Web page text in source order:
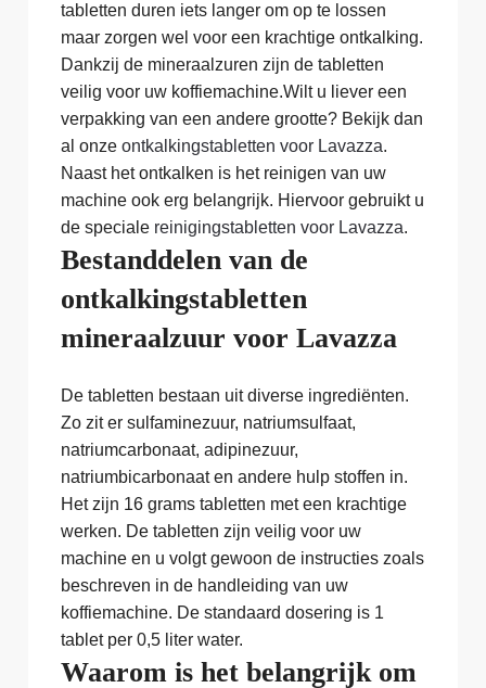
tabletten duren iets langer om op te lossen
maar zorgen wel voor een krachtige ontkalking.
Dankzij de mineraalzuren zijn de tabletten
veilig voor uw koffiemachine.Wilt u liever een
verpakking van een andere grootte? Bekijk dan
al onze ontkalkingstabletten voor Lavazza.
Naast het ontkalken is het reinigen van uw
machine ook erg belangrijk. Hiervoor gebruikt u
de speciale reinigingstabletten voor Lavazza.
Bestanddelen van de
ontkalkingstabletten
mineraalzuur voor Lavazza
De tabletten bestaan uit diverse ingrediënten.
Zo zit er sulfaminezuur, natriumsulfaat,
natriumcarbonaat, adipinezuur,
natriumbicarbonaat en andere hulp stoffen in.
Het zijn 16 grams tabletten met een krachtige
werken. De tabletten zijn veilig voor uw
machine en u volgt gewoon de instructies zoals
beschreven in de handleiding van uw
koffiemachine. De standaard dosering is 1
tablet per 0,5 liter water.
Waarom is het belangrijk om